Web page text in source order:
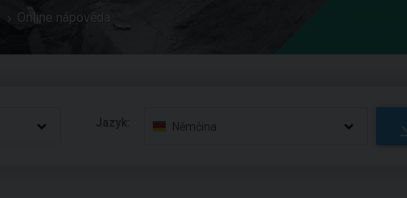
Online nápověda
Jazyk: Němčina